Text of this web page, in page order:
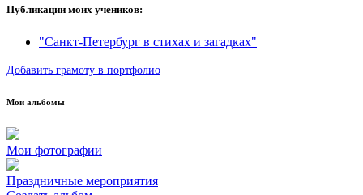
Публикации моих учеников:
"Санкт-Петербург в стихах и загадках"
Добавить грамоту в портфолио
Мои альбомы
Мои фотографии
Праздничные мероприятия